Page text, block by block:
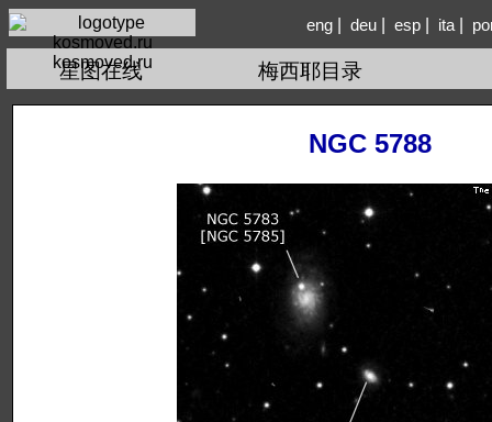
kosmoved.ru
eng| deu| esp| ita|
星图在线 梅西耶目录
NGC 5788